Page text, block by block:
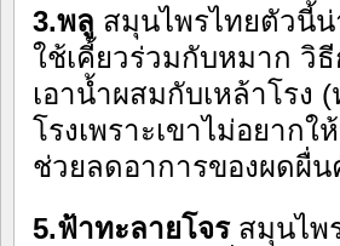
3.พลู สมุนไพรไทยตัวนี้
ใช้เคี้ยวร่วมกับหมาก วิ
เอาน้ำผสมกับเหล้าโรง
โรงเพราะเขาไม่อยาก
ช่วยลดอาการของผดผื่น
5.ฟ้าทะลายโจรสมุนไพ